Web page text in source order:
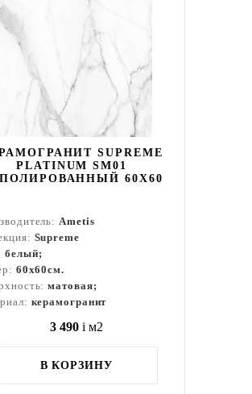
SUPREME
PLATINUM SM01
60X60
Ametis
Supreme
белый;
60x60см.
матовая;
керамогранит
3 490 i м2
В КОРЗИНУ